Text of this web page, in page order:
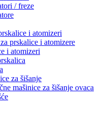
/ freze
i atomizeri
prskalice i atomizere
i atomizeri
za šišanje
mašinice za šišanje ovaca